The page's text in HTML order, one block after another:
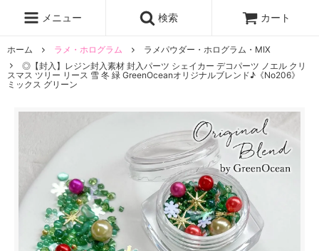
メニュー 検索 カート
ホーム ラメ・ホログラム
ラメパウダー・ホログラム・MIX
◎【封入】レジン封入素材 封入パーツ シェイカー デコパーツ ノエル クリ
スマス ツリー リース 雪 冬 緑 GreenOceanオリジナルブレンド♪《No206》
ミックス グリーン